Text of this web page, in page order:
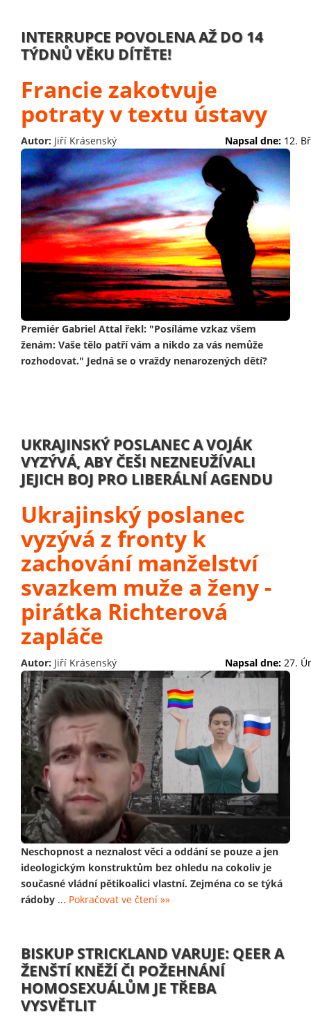
INTERRUPCE POVOLENA AŽ DO 14
TÝDNŮ VĚKU DÍTĚTE!
Francie zakotvuje
potraty v textu ústavy
Autor: Jiří Krásenský Napsal dne: 12.
Premiér Gabriel Attal řekl: "Posíláme vzkaz všem
ženám: Vaše tělo patří vám a nikdo za vás nemůže
rozhodovat." Jedná se o vraždy nenarozených dětí?
UKRAJINSKÝ POSLANEC A VOJÁK
VYZÝVÁ, ABY ČEŠI NEZNEUŽÍVALI
JEJICH BOJ PRO LIBERÁLNÍ AGENDU
Ukrajinský poslanec
vyzývá z fronty k
zachování manželství
svazkem muže a ženy -
pirátka Richterová
zapláče
Autor: Jiří Krásenský Napsal dne: 27.
Neschopnost a neznalost věci a oddání se pouze a jen
ideologickým konstruktům bez ohledu na cokoliv je
současné vládní pětikoalici vlastní. Zejména co se týká
rádoby ... Pokračovat ve čtení »»
BISKUP STRICKLAND VARUJE: QEER A
ŽENŠTÍ KNĚŽÍ ČI POŽEHNÁNÍ
HOMOSEXUÁLŮM JE TŘEBA
VYSVĚTLIT